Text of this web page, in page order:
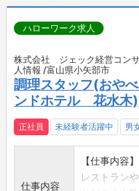
ハローワーク求人
株式会社 ジェック経営コン
人情報 /富山県小矢部市
調理スタッフ(おや
ンドホテル 花水木)
正社員 未経験者活躍中 男
仕事内容
【仕事内容】
レストラン